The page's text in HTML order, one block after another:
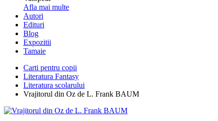
Afla mai multe
Autori
Edituri
Blog
Expozitii
Tamaie
Carti pentru copii
Literatura Fantasy
Literatura scolarului
Vrajitorul din Oz de L. Frank BAUM